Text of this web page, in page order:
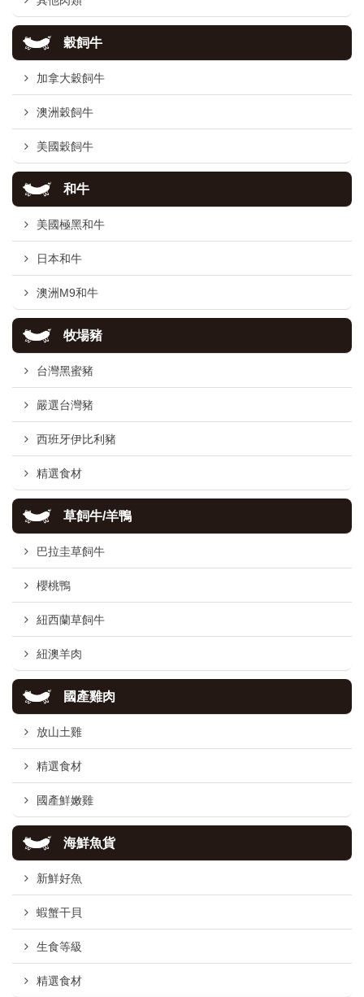
穀飼牛
加拿大穀飼牛
澳洲穀飼牛
美國穀飼牛
和牛
美國極黑和牛
日本和牛
澳洲M9和牛
牧場豬
台灣黑蜜豬
嚴選台灣豬
西班牙伊比利豬
精選食材
草飼牛/羊鴨
巴拉圭草飼牛
櫻桃鴨
紐西蘭草飼牛
紐澳羊肉
國產雞肉
放山土雞
精選食材
國產鮮嫩雞
海鮮魚貨
新鮮好魚
蝦蟹干貝
生食等級
精選食材